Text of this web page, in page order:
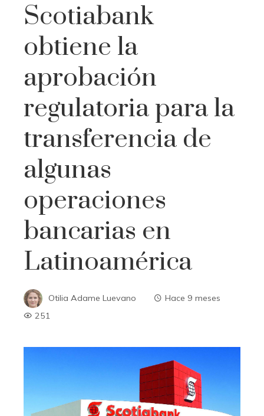
Scotiabank
obtiene la
aprobación
regulatoria para la
transferencia de
algunas
operaciones
bancarias en
Latinoamérica
Otilia Adame Luevano
Hace 9 meses
251